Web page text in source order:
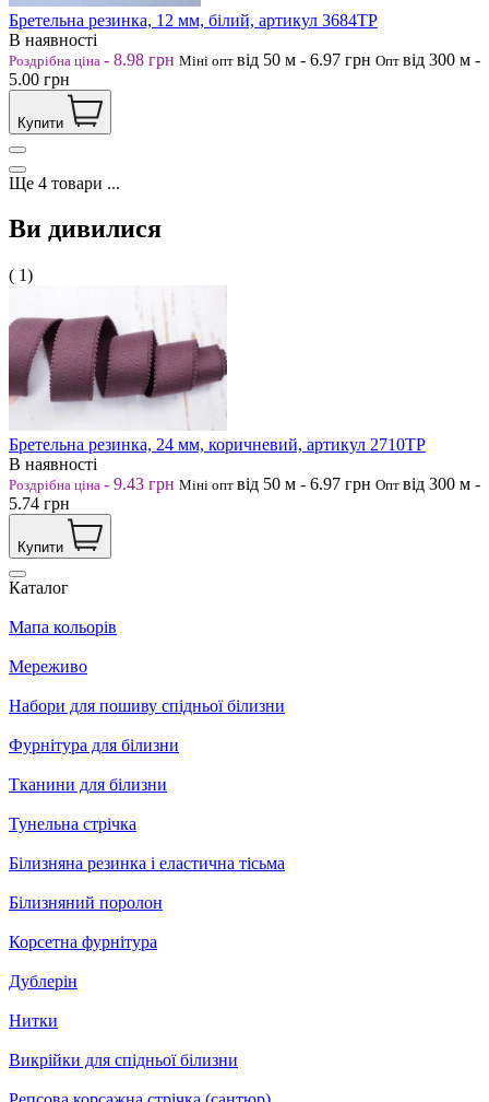
Бретельна резинка, 12 мм, білий, артикул 3684ТР
В наявності
Роздрібна ціна - 8.98 грн Міні опт від 50 м - 6.97 грн Опт від 300 м -
5.00 грн
Купити
Ще 4 товари ...
Ви дивилися
( 1)
Бретельна резинка, 24 мм, коричневий, артикул 2710ТР
В наявності
Роздрібна ціна - 9.43 грн Міні опт від 50 м - 6.97 грн Опт від 300 м -
5.74 грн
Купити
Каталог
Мапа кольорів
Мереживо
Набори для пошиву спідньої білизни
Фурнітура для білизни
Тканини для білизни
Тунельна стрічка
Білизняна резинка і еластична тісьма
Білизняний поролон
Корсетна фурнітура
Дублерін
Нитки
Викрійки для спідньої білизни